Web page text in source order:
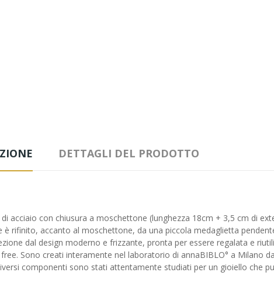
DETTAGLI DEL PRODOTTO
acciaio con chiusura a moschettone (lunghezza 18cm + 3,5 cm di
rifinito, accanto al moschettone, da una piccola medaglietta
dal design moderno e frizzante, pronta per essere regalata e
Sono creati interamente nel laboratorio di annaBIBLO° a Milano
componenti sono stati attentamente studiati per un gioiello che